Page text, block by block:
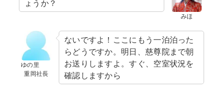
みほ
ょうか？
ゆの里
重岡社長
ないですよ！ここにもう一泊泊った
らどうですか。明日、慈尊院まで朝
お送りしますよ。すぐ、空室状況を
確認しますから